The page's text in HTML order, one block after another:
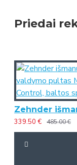
Priedai
339.50 € 485.00 €